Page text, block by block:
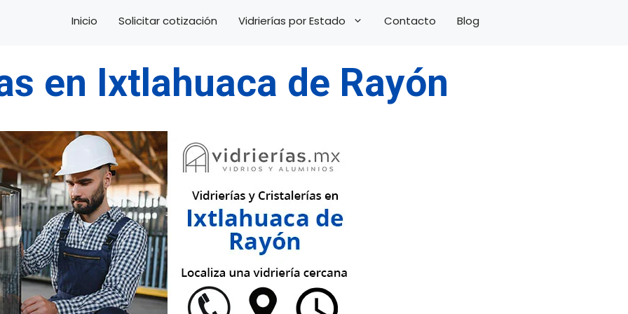
Inicio Solicitar cotización Vidrierías por Estado Contacto Blog
en Ixtlahuaca de Rayón